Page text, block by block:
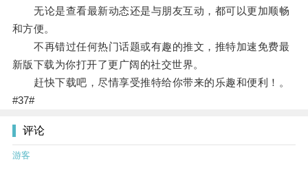
无论是查看最新动态还是与朋友互动，都可以更加顺畅
和方便。
不再错过任何热门话题或有趣的推文，推特加速免费最
新版下载为你打开了更广阔的社交世界。
赶快下载吧，尽情享受推特给你带来的乐趣和便利！。
#37#
评论
游客